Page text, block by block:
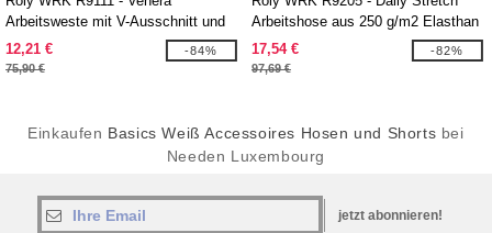
Arbeitsweste mit V-Ausschnitt und
mehreren Taschen, 200 g/m2
12,21 €
75,90 €
-84%
Arbeitshose aus 250 g/m2 Elasthan
17,54 €
97,69 €
-82%
Einkaufen Basics Weiß Accessoires Hosen und Shorts bei
Needen Luxembourg
jetzt abonnieren!